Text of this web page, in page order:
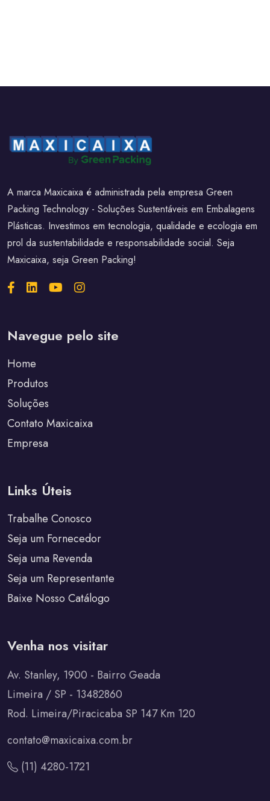
A marca Maxicaixa é administrada pela empresa Green
Packing Technology - Soluções Sustentáveis em Embalagens
Plásticas. Investimos em tecnologia, qualidade e ecologia em
prol da sustentabilidade e responsabilidade social. Seja
Maxicaixa, seja Green Packing!
Navegue pelo site
Home
Produtos
Soluções
Contato Maxicaixa
Empresa
Links Úteis
Trabalhe Conosco
Seja um Fornecedor
Seja uma Revenda
Seja um Representante
Baixe Nosso Catálogo
Venha nos visitar
Av. Stanley, 1900 - Bairro Geada
Limeira / SP - 13482860
Rod. Limeira/Piracicaba SP 147 Km 120
contato@maxicaixa.com.br
(11) 4280-1721